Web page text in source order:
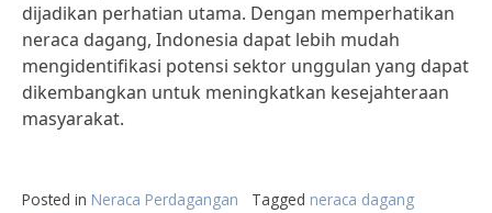
dijadikan perhatian utama. Dengan memperhatikan
neraca dagang, Indonesia dapat lebih mudah
mengidentifikasi potensi sektor unggulan yang dapat
dikembangkan untuk meningkatkan kesejahteraan
masyarakat.
Posted in Neraca Perdagangan Tagged neraca dagang